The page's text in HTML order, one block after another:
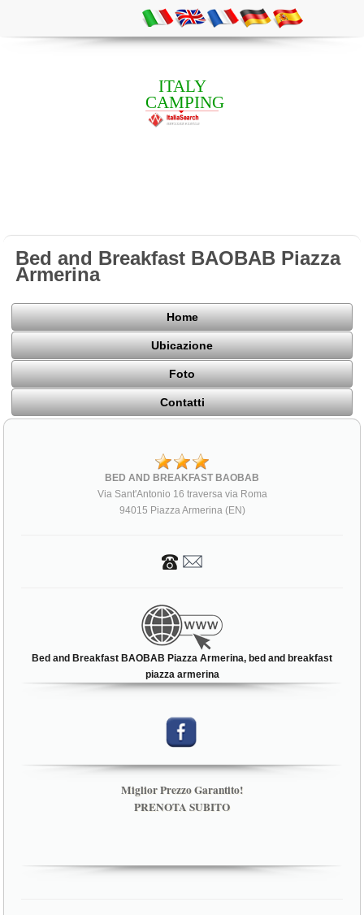
ITALY
CAMPING
Bed and Breakfast BAOBAB Piazza
Armerina
Home
Ubicazione
Foto
Contatti
BED AND BREAKFAST BAOBAB
Via Sant'Antonio 16 traversa via Roma
94015 Piazza Armerina (EN)
Bed and Breakfast BAOBAB Piazza Armerina, bed and breakfast
piazza armerina
Miglior Prezzo Garantito!
PRENOTA SUBITO